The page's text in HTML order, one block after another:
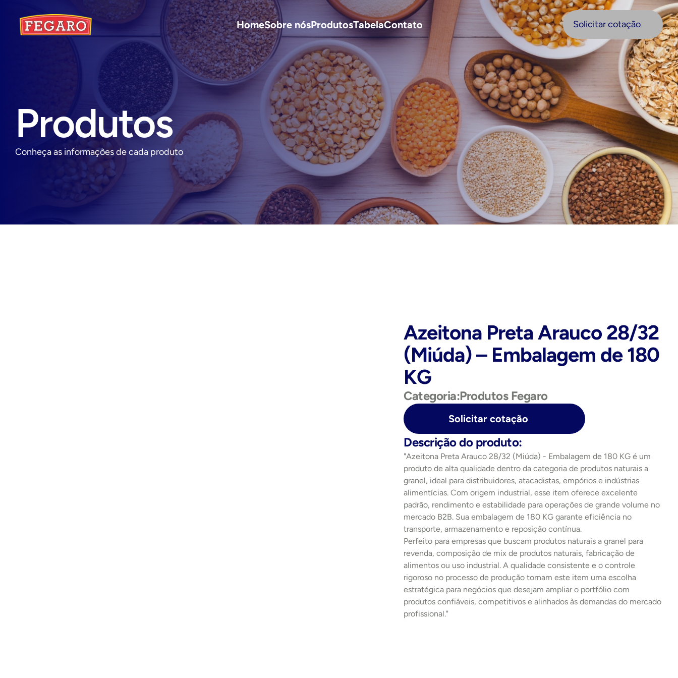
HomeSobre nósProdutosTabelaContato Solicitar cotação
Solicitar cotação
Produtos
Conheça as informações de cada produto
Azeitona Preta Arauco 28/32
(Miúda) – Embalagem de 180
KG
Categoria:Produtos Fegaro
Solicitar cotação
Descrição do produto:
"Azeitona Preta Arauco 28/32 (Miúda) - Embalagem de 180 KG é um
produto de alta qualidade dentro da categoria de produtos naturais a
granel, ideal para distribuidores, atacadistas, empórios e indústrias
alimentícias. Com origem industrial, esse item oferece excelente
padrão, rendimento e estabilidade para operações de grande volume no
mercado B2B. Sua embalagem de 180 KG garante eficiência no
transporte, armazenamento e reposição contínua.
Perfeito para empresas que buscam produtos naturais a granel para
revenda, composição de mix de produtos naturais, fabricação de
alimentos ou uso industrial. A qualidade consistente e o controle
rigoroso no processo de produção tornam este item uma escolha
estratégica para negócios que desejam ampliar o portfólio com
produtos confiáveis, competitivos e alinhados às demandas do mercado
profissional."